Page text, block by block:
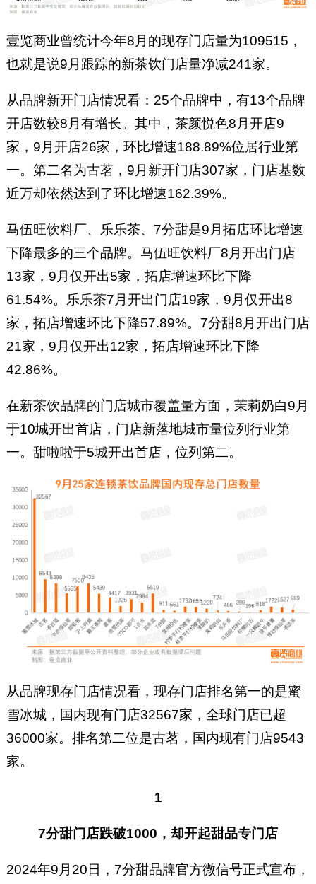
壹览商业曾统计今年8月的现存门店量为109515，
也就是说9月跟踪的新茶饮门店量净减241家。
从品牌新开门店情况看：25个品牌中，有13个品牌
开店数较8月有增长。其中，茶颜悦色8月开店9
家，9月开店26家，环比增速188.89%位居行业第
一。第二名为古茗，9月新开门店307家，门店基数
近万却依然达到了环比增速162.39%。
马伍旺饮料厂、乐乐茶、7分甜是9月拓店环比增速
下降最多的三个品牌。马伍旺饮料厂8月开出门店
13家，9月仅开出5家，拓店增速环比下降
61.54%。乐乐茶7月开出门店19家，9月仅开出8
家，拓店增速环比下降57.89%。7分甜8月开出门店
21家，9月仅开出12家，拓店增速环比下降
42.86%。
在新茶饮品牌的门店城市覆盖量方面，茉莉奶白9月
于10城开出首店，门店新落地城市量位列行业第
一。甜啦啦于5城开出首店，位列第二。
从品牌现存门店情况看，现存门店排名第一的是蜜
雪冰城，国内现有门店32567家，全球门店已超
36000家。排名第二位是古茗，国内现有门店9543
家。
1
7分甜门店跌破1000，却开起甜品专门店
2024年9月20日，7分甜品牌官方微信号正式宣布，